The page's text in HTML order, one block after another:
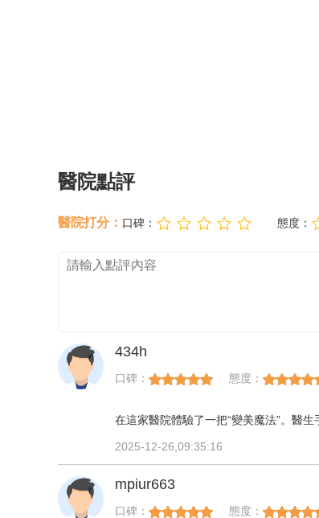
醫院點評
醫院打分： 口碑： 態度：
434h
口碑： 態度：
在這家醫院體驗了一把“變美魔法”。醫
2025-12-26,09:35:16
mpiur663
口碑： 態度：